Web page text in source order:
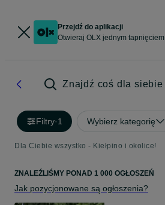
Przejdź do aplikacji
Otwieraj OLX jednym tapnięciem
Znajdź coś dla siebie
Filtry·1 Wybierz kategorię
Dla Ciebie wszystko - Kiełpino i okolice!
ZNALEŹLIŚMY PONAD 1 000 OGŁOSZEŃ
Jak pozycjonowane są ogłoszenia?